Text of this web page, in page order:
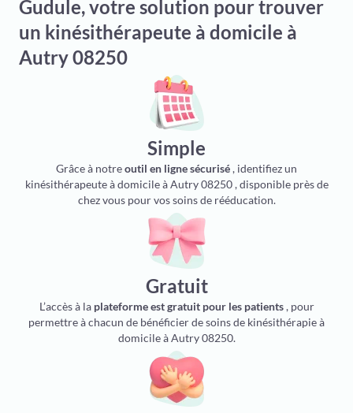
Gudule, votre solution pour trouver
un kinésithérapeute à domicile à
Autry 08250
Simple
Grâce à notreoutil en ligne sécurisé, identifiez un
kinésithérapeute à domicile à Autry 08250 , disponible près de
chez vous pour vos soins de rééducation.
Gratuit
L’accès à la plateforme est gratuit pour les patients, pour
permettre à chacun de bénéficier de soins de kinésithérapie à
domicile à Autry 08250.